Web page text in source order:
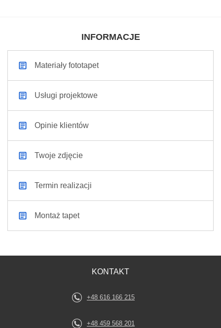
INFORMACJE
Materiały fototapet
Usługi projektowe
Opinie klientów
Twoje zdjęcie
Termin realizacji
Montaż tapet
KONTAKT
+48 616 166 215
+48 459 568 201